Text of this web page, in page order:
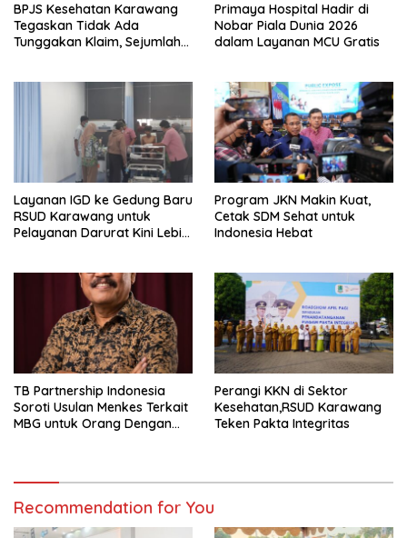
BPJS Kesehatan Karawang
Tegaskan Tidak Ada
Tunggakan Klaim, Sejumlah
Primaya Hospital Hadir di
Nobar Piala Dunia 2026
dalam Layanan MCU Gratis
Layanan IGD ke Gedung Baru
RSUD Karawang untuk
Pelayanan Darurat Kini Lebih
Program JKN Makin Kuat,
Cetak SDM Sehat untuk
Indonesia Hebat
TB Partnership Indonesia
Soroti Usulan Menkes Terkait
MBG untuk Orang Dengan
Perangi KKN di Sektor
Kesehatan,RSUD Karawang
Teken Pakta Integritas
Recommendation for You